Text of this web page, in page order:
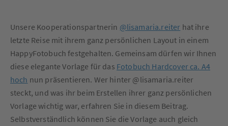
Unsere Kooperationspartnerin @lisamaria.reiter hat ihre
letzte Reise mit ihrem ganz persönlichen Layout in einem
HappyFotobuch festgehalten. Gemeinsam dürfen wir Ihnen
diese elegante Vorlage für das Fotobuch Hardcover ca. A4
hoch nun präsentieren. Wer hinter @lisamaria.reiter
steckt, und was ihr beim Erstellen ihrer ganz persönlichen
Vorlage wichtig war, erfahren Sie in diesem Beitrag.
Selbstverständlich können Sie die Vorlage auch gleich